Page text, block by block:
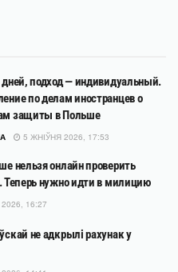
подход — индивидуальный.
по делам иностранцев о
защиты в Польше
5 ЖНІЎНЯ 2026, 17:53
нельзя онлайн проверить
Теперь нужно идти в милицию
16:27
не адкрылі рахунак у